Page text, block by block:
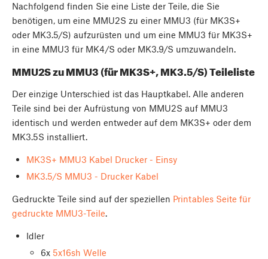
Nachfolgend finden Sie eine Liste der Teile, die Sie
benötigen, um eine MMU2S zu einer MMU3 (für MK3S+
oder MK3.5/S) aufzurüsten und um eine MMU3 für MK3S+
in eine MMU3 für MK4/S oder MK3.9/S umzuwandeln.
MMU2S zu MMU3 (für MK3S+, MK3.5/S) Teileliste
Der einzige Unterschied ist das Hauptkabel. Alle anderen
Teile sind bei der Aufrüstung von MMU2S auf MMU3
identisch und werden entweder auf dem MK3S+ oder dem
MK3.5S installiert.
MK3S+ MMU3 Kabel Drucker - Einsy
MK3.5/S MMU3 - Drucker Kabel
Gedruckte Teile sind auf der speziellen Printables Seite für
gedruckte MMU3-Teile.
Idler
6x 5x16sh Welle